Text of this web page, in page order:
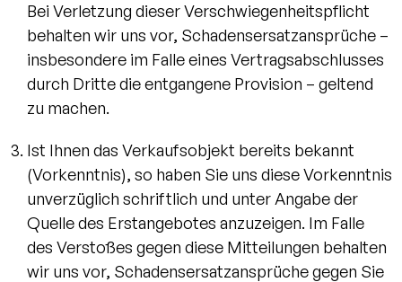
Bei Verletzung dieser Verschwiegenheitspflicht
behalten wir uns vor, Schadensersatzansprüche –
insbesondere im Falle eines Vertragsabschlusses
durch Dritte die entgangene Provision – geltend
zu machen.
Ist Ihnen das Verkaufsobjekt bereits bekannt
(Vorkenntnis), so haben Sie uns diese Vorkenntnis
unverzüglich schriftlich und unter Angabe der
Quelle des Erstangebotes anzuzeigen. Im Falle
des Verstoßes gegen diese Mitteilungen behalten
wir uns vor, Schadensersatzansprüche gegen Sie